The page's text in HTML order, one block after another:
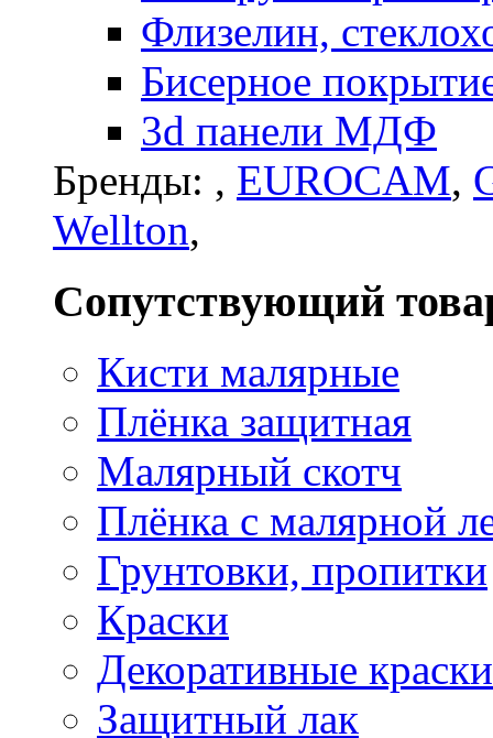
Флизелин,
Бисерное
3d панели МДФ
Бренды: , EUROCAM,
Wellton,
Сопутствующий
Кисти малярные
Плёнка защитная
Малярный скотч
Плёнка с малярной
Грунтовки, пропитки
Краски
Декоративные краски
Защитный лак